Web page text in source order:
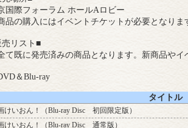
国際フォーラム ホールAロビー
品の購入にはイベントチケットが必要となりま
売リスト■
て既に発売済みの商品となります。新商品やイ
＆Blu-ray
タイトル
けいおん！（Blu-ray Disc 初回限定版）
けいおん！（Blu-ray Disc 通常版）